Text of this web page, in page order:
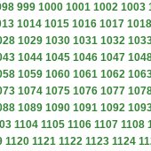
999 1000 1001 1002 1003
1014 1015 1016 1017 1018
1029 1030 1031 1032
1044 1045 1046 1047
1059 1060 1061 1062
1074 1075 1076 1077
1089 1090 1091 1092
1104 1105 1106 1107 1108
1120 1121 1122 1123 1124